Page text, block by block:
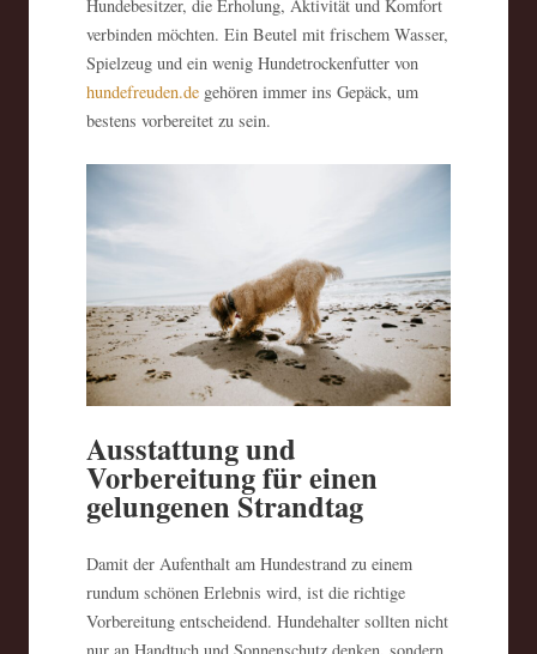
Hundebesitzer, die Erholung, Aktivität und Komfort
verbinden möchten. Ein Beutel mit frischem Wasser,
Spielzeug und ein wenig Hundetrockenfutter von
hundefreuden.de gehören immer ins Gepäck, um
bestens vorbereitet zu sein.
Ausstattung und
Vorbereitung für einen
gelungenen Strandtag
Damit der Aufenthalt am Hundestrand zu einem
rundum schönen Erlebnis wird, ist die richtige
Vorbereitung entscheidend. Hundehalter sollten nicht